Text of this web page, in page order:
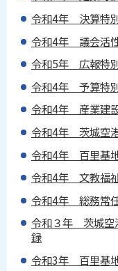
令和4年 決算特
令和4年 議会活
令和5年 広報特
令和4年 予算特
令和4年 産業建
令和4年 茨城空
令和4年 百里基
令和4年 文教福
令和4年 総務常
令和３年 茨城空
録
令和3年 百里基